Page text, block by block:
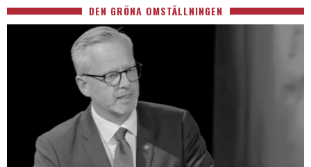
DEN GRÖNA OMSTÄLLNINGEN